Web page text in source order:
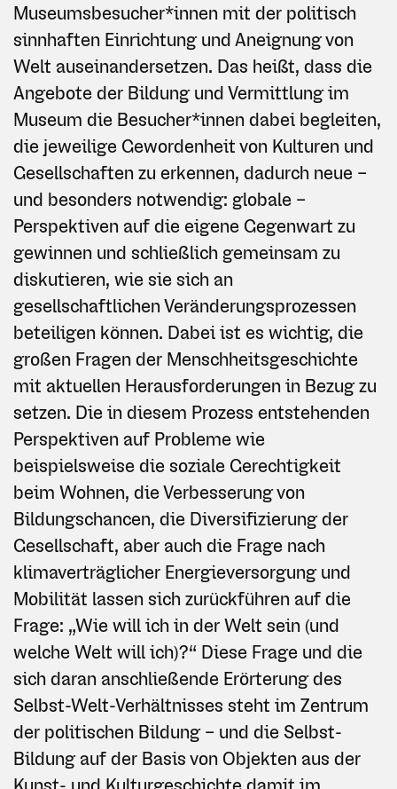
Museumsbesucher*innen mit der politisch
sinnhaften Einrichtung und Aneignung von
Welt auseinandersetzen. Das heißt, dass die
Angebote der Bildung und Vermittlung im
Museum die Besucher*innen dabei begleiten,
die jeweilige Gewordenheit von Kulturen und
Gesellschaften zu erkennen, dadurch neue –
und besonders notwendig: globale –
Perspektiven auf die eigene Gegenwart zu
gewinnen und schließlich gemeinsam zu
diskutieren, wie sie sich an
gesellschaftlichen Veränderungsprozessen
beteiligen können. Dabei ist es wichtig, die
großen Fragen der Menschheitsgeschichte
mit aktuellen Herausforderungen in Bezug zu
setzen. Die in diesem Prozess entstehenden
Perspektiven auf Probleme wie
beispielsweise die soziale Gerechtigkeit
beim Wohnen, die Verbesserung von
Bildungschancen, die Diversifizierung der
Gesellschaft, aber auch die Frage nach
klimaverträglicher Energieversorgung und
Mobilität lassen sich zurückführen auf die
Frage: „Wie will ich in der Welt sein (und
welche Welt will ich)?“ Diese Frage und die
sich daran anschließende Erörterung des
Selbst-Welt-Verhältnisses steht im Zentrum
der politischen Bildung – und die Selbst-
Bildung auf der Basis von Objekten aus der